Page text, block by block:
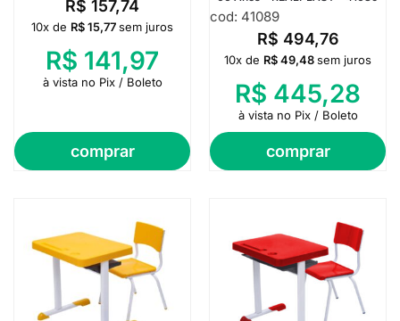
R$ 157,74
comprar
10x de R$15,77sem juros
R$ 141,97
à vista no Pix / Boleto
cod: 41089
R$ 494,76
comprar
10x de R$49,48sem juros
R$ 445,28
à vista no Pix / Boleto